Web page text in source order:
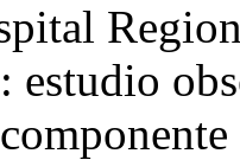
estudio